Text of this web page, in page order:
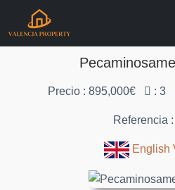
Precio : 895,000€ : 3
Referencia
English